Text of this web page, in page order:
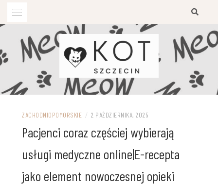
treści
ZACHODNIOPOMORSKIE / 2 PAŹDZIERNIKA, 2025
Pacjenci coraz częściej wybierają
usługi medyczne online|E-recepta
jako element nowoczesnej opieki